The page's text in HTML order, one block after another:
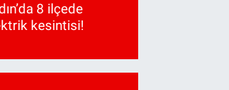
8 ilçede
kesintisi!